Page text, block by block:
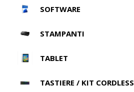
SOFTWARE
STAMPANTI
TABLET
TASTIERE / KIT CORDLESS